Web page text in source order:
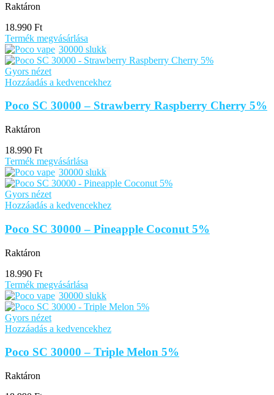
Raktáron
18.990 Ft
Termék megvásárlása
30000 slukk
Gyors nézet
Hozzáadás a kedvencekhez
Poco SC 30000 – Strawberry Raspberry Cherry 5%
Raktáron
18.990 Ft
Termék megvásárlása
30000 slukk
Gyors nézet
Hozzáadás a kedvencekhez
Poco SC 30000 – Pineapple Coconut 5%
Raktáron
18.990 Ft
Termék megvásárlása
30000 slukk
Gyors nézet
Hozzáadás a kedvencekhez
Poco SC 30000 – Triple Melon 5%
Raktáron